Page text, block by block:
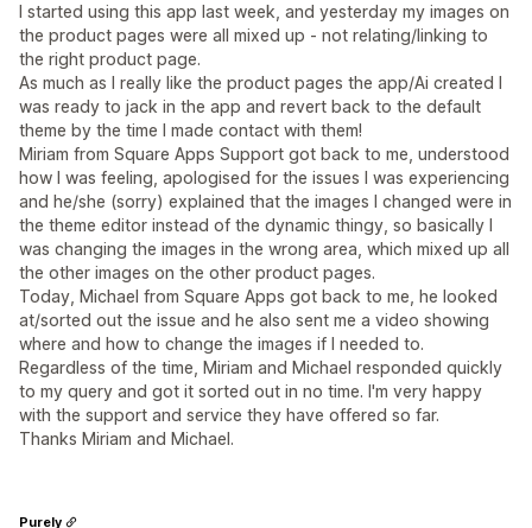
I started using this app last week, and yesterday my images on
the product pages were all mixed up - not relating/linking to
the right product page.
As much as I really like the product pages the app/Ai created I
was ready to jack in the app and revert back to the default
theme by the time I made contact with them!
Miriam from Square Apps Support got back to me, understood
how I was feeling, apologised for the issues I was experiencing
and he/she (sorry) explained that the images I changed were in
the theme editor instead of the dynamic thingy, so basically I
was changing the images in the wrong area, which mixed up all
the other images on the other product pages.
Today, Michael from Square Apps got back to me, he looked
at/sorted out the issue and he also sent me a video showing
where and how to change the images if I needed to.
Regardless of the time, Miriam and Michael responded quickly
to my query and got it sorted out in no time. I'm very happy
with the support and service they have offered so far.
Thanks Miriam and Michael.
Purely